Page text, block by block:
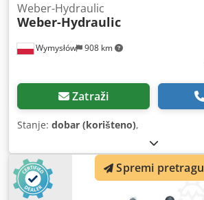
Wymysłów 908 km
Weber-Hydraulic
Weber-Hydraulic
Zatraži
Stanje: dobar (korišteno),
Spremi pretragu